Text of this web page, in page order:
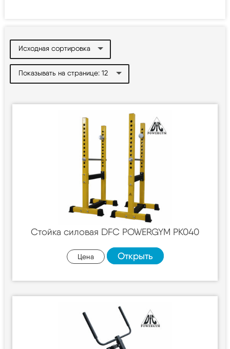
Cтойка силовая DFC POWERGYM PK040
Цена Открыть